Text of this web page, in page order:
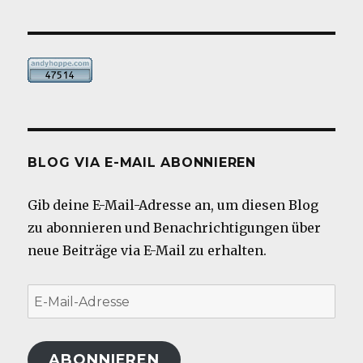
BLOG VIA E-MAIL ABONNIEREN
Gib deine E-Mail-Adresse an, um diesen Blog
zu abonnieren und Benachrichtigungen über
neue Beiträge via E-Mail zu erhalten.
E-
Mail-
Adresse